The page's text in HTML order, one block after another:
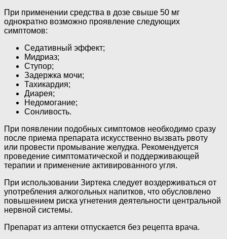
При применении средства в дозе свыше 50 мг
однократно возможно проявление следующих
симптомов:
Седативный эффект;
Мидриаз;
Ступор;
Задержка мочи;
Тахикардия;
Диарея;
Недомогание;
Сонливость.
При появлении подобных симптомов необходимо сразу
после приема препарата искусственно вызвать рвоту
или провести промывание желудка. Рекомендуется
проведение симптоматической и поддерживающей
терапии и применение активированного угля.
При использовании Зиртека следует воздерживаться от
употребления алкогольных напитков, что обусловлено
повышением риска угнетения деятельности центральной
нервной системы.
Препарат из аптеки отпускается без рецепта врача.